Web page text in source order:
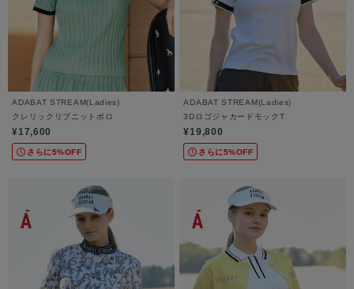
ADABAT STREAM(Ladies)
クレリックリブニットポロ
¥17,600
さらに5%OFF
ADABAT STREAM(Ladies)
3DロゴジャカードモックT
¥19,800
さらに5%OFF